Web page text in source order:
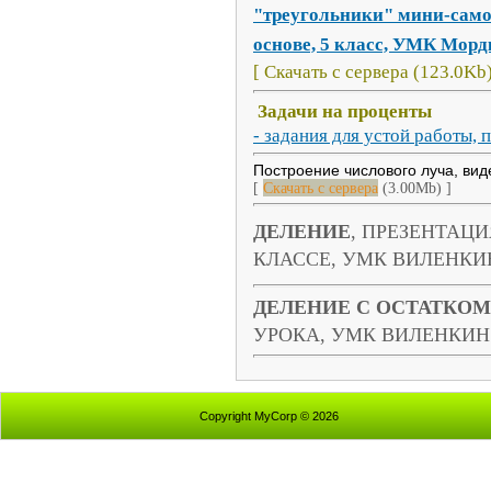
"треугольники" мини-
основе, 5 класс, УМК
[ Скачать с сервера
Задачи на проценты
- задания для устой работы,
Построение числового луча,
[ Скачать с сервера (3.00Mb) ]
ДЕЛЕНИЕ,
КЛАССЕ, УМК
ДЕЛЕНИЕ С
УРОКА, УМК
Copyright MyCorp © 2026